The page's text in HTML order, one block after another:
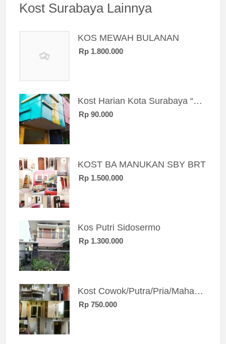
Kost Surabaya Lainnya
KOS MEWAH BULANAN
Rp 1.800.000
Kost Harian Kota Surabaya “Sierra Kost”
Rp 90.000
KOST BA MANUKAN SBY BRT
Rp 1.500.000
Kos Putri Sidosermo
Rp 1.300.000
Kost Cowok/Putra/Pria/Mahasiswa/Karyawan SIngle eksklusif bangunan baru
Rp 750.000